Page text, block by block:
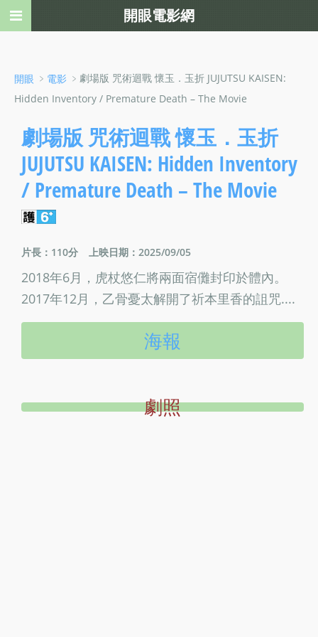
開眼 ﹥ 電影 ﹥劇場版 咒術迴戰 懷玉．玉折 JUJUTSU KAISEN:
Hidden Inventory / Premature Death – The Movie
劇場版 咒術迴戰 懷玉．玉折
JUJUTSU KAISEN: Hidden Inventory
/ Premature Death – The Movie
片長：110分 上映日期：2025/09/05
2018年6月，虎杖悠仁將兩面宿儺封印於體內。
2017年12月，乙骨憂太解開了祈本里香的詛咒....
海報
劇照
開眼電影網